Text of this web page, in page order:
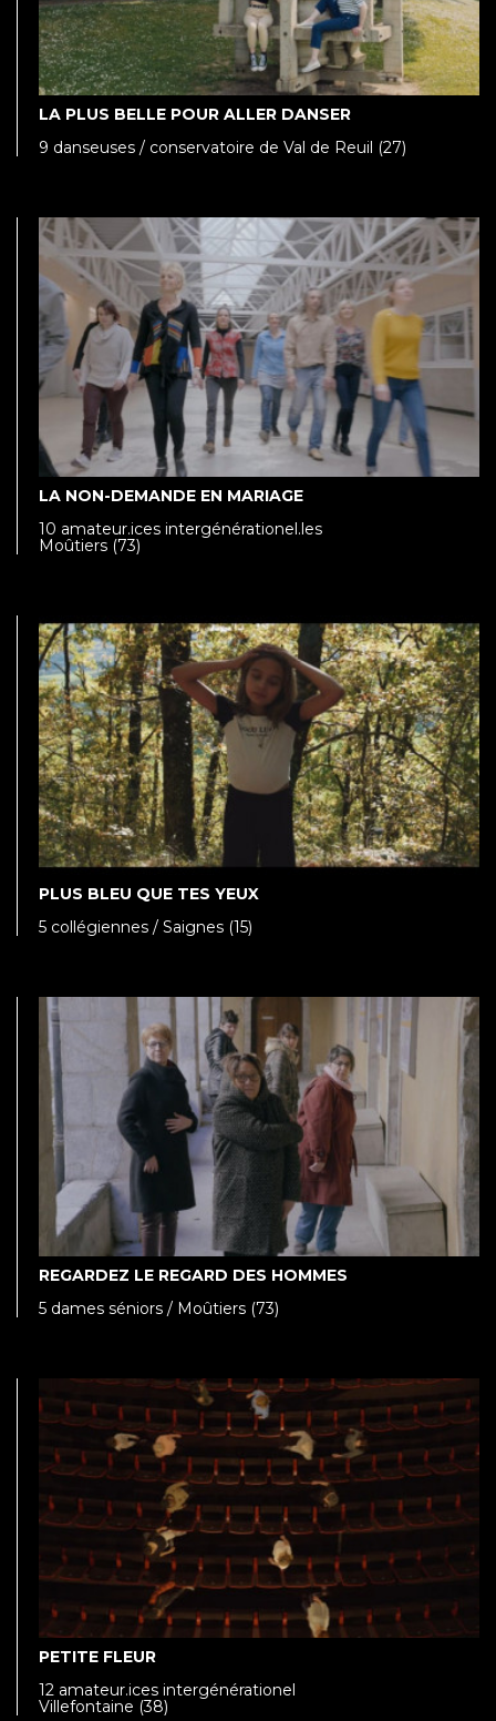
LA PLUS BELLE POUR ALLER DANSER
9 danseuses / conservatoire de Val de Reuil (27)
LA NON-DEMANDE EN MARIAGE
10 amateur.ices intergénérationel.les
Moûtiers (73)
PLUS BLEU QUE TES YEUX
5 collégiennes / Saignes (15)
REGARDEZ LE REGARD DES HOMMES
5 dames séniors / Moûtiers (73)
PETITE FLEUR
12 amateur.ices intergénérationel
Villefontaine (38)